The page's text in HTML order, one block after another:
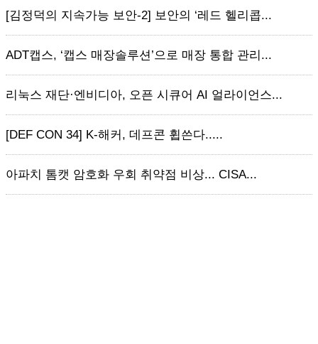
[김정덕의 지속가능 보안-2] 보안의 ‘레드 헬리콥...
ADT캡스, ‘캡스 매장솔루션’으로 매장 통합 관리...
리눅스 재단·엔비디아, 오픈 시큐어 AI 얼라이언스...
[DEF CON 34] K-해커, 데프콘 휩쓴다.....
아파치 톰캣 암호화 우회 취약점 비상... CISA...